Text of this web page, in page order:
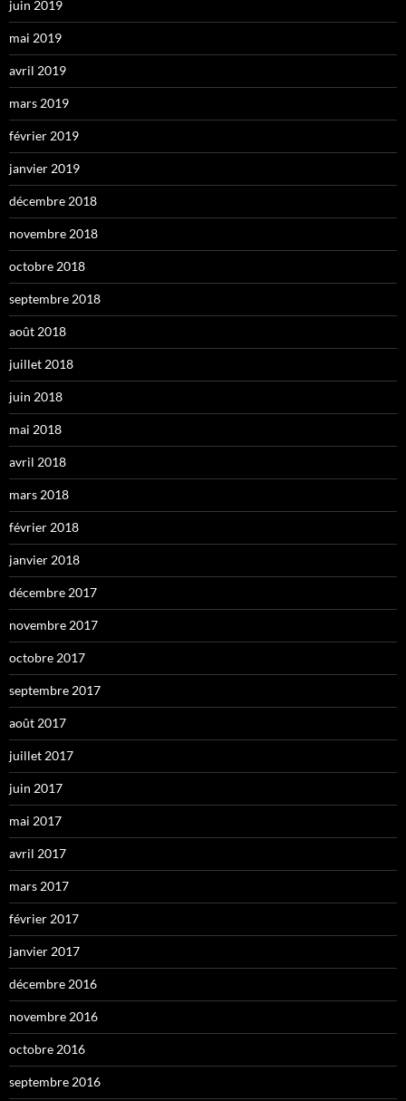
juin 2019
mai 2019
avril 2019
mars 2019
février 2019
janvier 2019
décembre 2018
novembre 2018
octobre 2018
septembre 2018
août 2018
juillet 2018
juin 2018
mai 2018
avril 2018
mars 2018
février 2018
janvier 2018
décembre 2017
novembre 2017
octobre 2017
septembre 2017
août 2017
juillet 2017
juin 2017
mai 2017
avril 2017
mars 2017
février 2017
janvier 2017
décembre 2016
novembre 2016
octobre 2016
septembre 2016